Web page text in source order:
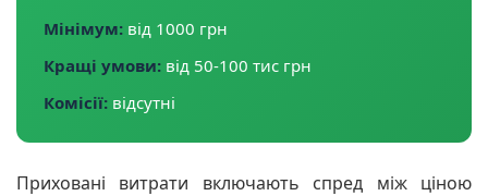
Мінімум: від 1000 грн
Кращі умови: від 50-100 тис грн
Комісії: відсутні
Приховані витрати включають спред між ціною